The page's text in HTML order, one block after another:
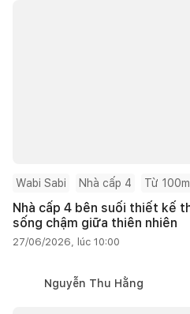
Wabi Sabi Nhà cấp 4 Từ
Nhà cấp 4 bên suối thiết kế
sống chậm giữa thiên nhiên
27/06/2026, lúc 10:00
Nguyễn Thu Hằng